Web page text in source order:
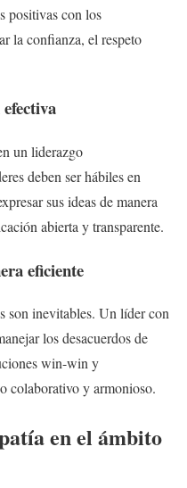
positivas con los
la confianza, el respeto
un liderazgo
deben ser hábiles en
sus ideas de manera
abierta y transparente.
eficiente
son inevitables. Un líder con
los desacuerdos de
win-win y
colaborativo y armonioso.
en el ámbito